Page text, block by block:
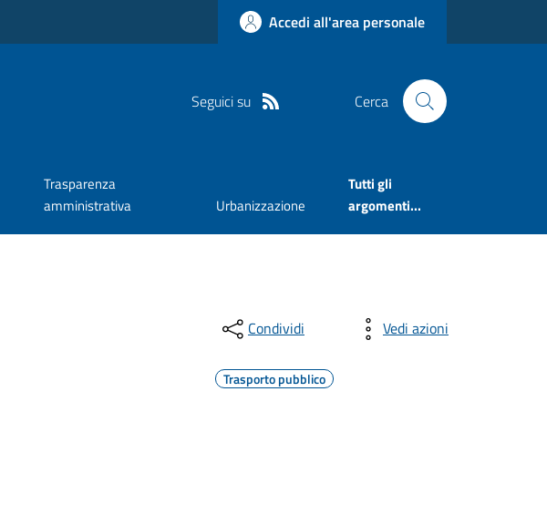
Accedi all'area personale
Seguici su Cerca
Trasparenza
amministrativa
Urbanizzazione
Tutti gli
argomenti...
Condividi Vedi azioni
Trasporto pubblico